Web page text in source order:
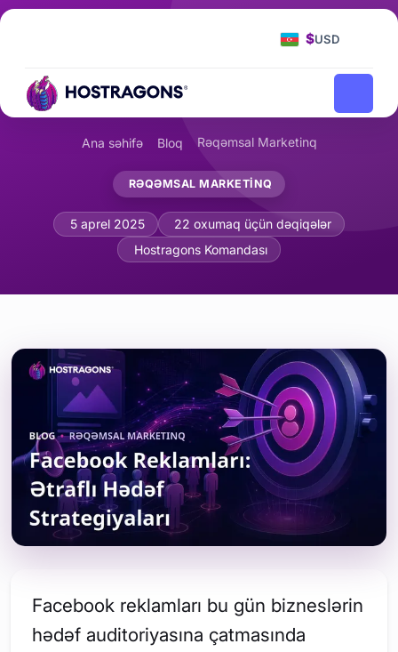
$USD
Ana səhifə Bloq Rəqəmsal Marketinq
RƏQƏMSAL MARKETINQ
Facebook Reklamları: Ətraflı Hədəf
5 aprel 2025
22 oxumaq üçün dəqiqələr
Hostragons Komandası
Facebook reklamları bu gün bizneslərin
hədəf auditoriyasına çatmasında